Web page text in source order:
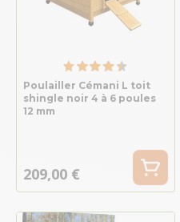
Poulailler Cémani L toit
shingle noir 4 à 6 poules
12 mm
209,00 €